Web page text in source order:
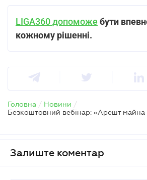
LIGA360 допоможе бути
кожному рішенні.
Головна / Новини /
Залиште коментар